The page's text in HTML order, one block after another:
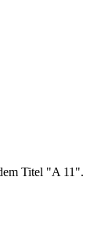
Titel "A 11".